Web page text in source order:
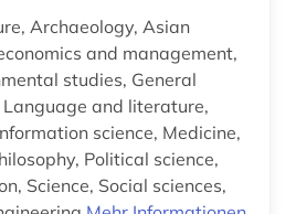
Archaeology, Asian
and management,
studies, General
and literature,
science, Medicine,
Political science,
Science, Social sciences,